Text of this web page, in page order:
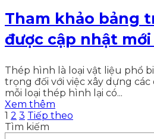
Tham khảo bảng
được cập nhật
Thép hình là loại vật liệu phổ
trọng đối với việc xây dựng
mỗi loại thép hình lại có...
Xem thêm
1 2 3 Tiếp theo
Tìm kiếm